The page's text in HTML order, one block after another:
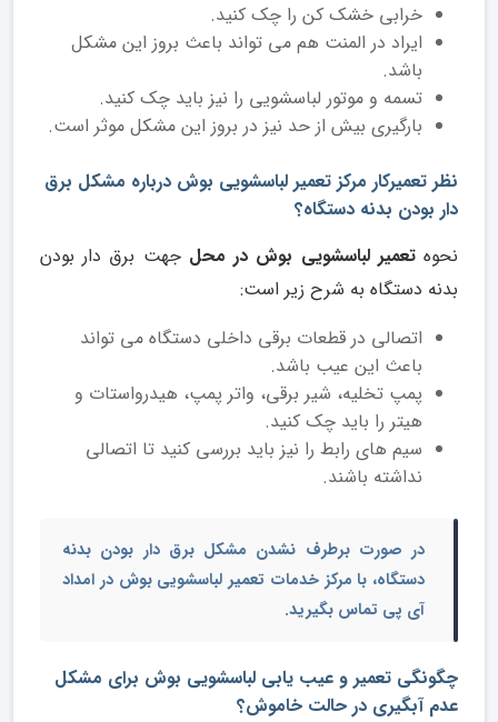
خرابی خشک کن را چک کنید.
ایراد در المنت هم می تواند باعث بروز این مشکل
باشد.
تسمه و موتور لباسشویی را نیز باید چک کنید.
بارگیری بیش از حد نیز در بروز این مشکل موثر است.
نظر تعمیرکار مرکز تعمیر لباسشویی بوش درباره مشکل برق
دار بودن بدنه دستگاه؟
نحوهتعمیر لباسشویی بوش در محل جهت برق دار بودن
بدنه دستگاه به شرح زیر است:
اتصالی در قطعات برقی داخلی دستگاه می تواند
باعث این عیب باشد.
پمپ تخلیه، شیر برقی، واتر پمپ، هیدرواستات و
هیتر را باید چک کنید.
سیم های رابط را نیز باید بررسی کنید تا اتصالی
نداشته باشند.
در صورت برطرف نشدن مشکل برق دار بودن بدنه
دستگاه، با مرکز خدمات تعمیر لباسشویی بوش در امداد
آی پی تماس بگیرید.
چگونگی تعمیر و عیب یابی لباسشویی بوش برای مشکل
عدم آبگیری در حالت خاموش؟